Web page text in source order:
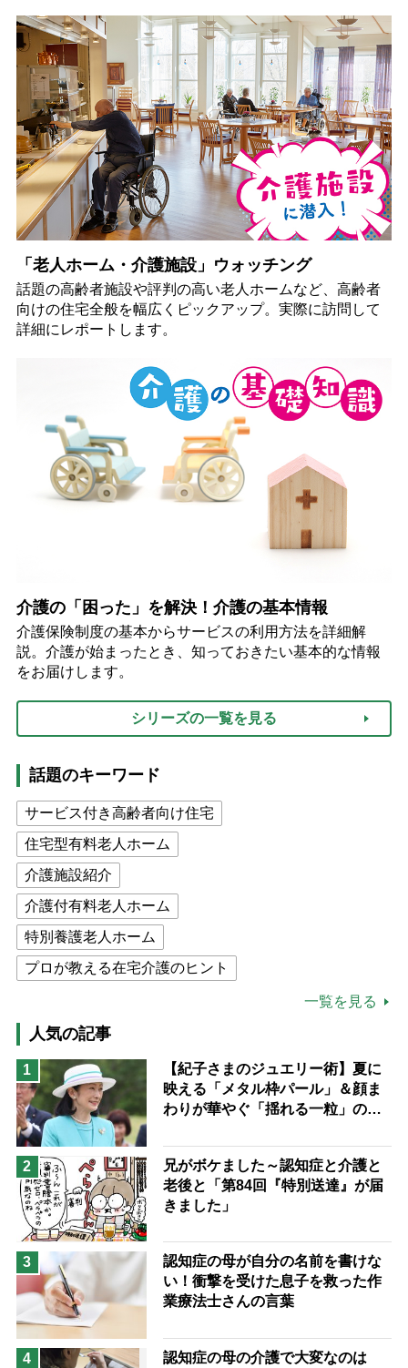
「老人ホーム・介護施設」ウォッチング
話題の高齢者施設や評判の高い老人ホームなど、高齢者
向けの住宅全般を幅広くピックアップ。実際に訪問して
詳細にレポートします。
介護の「困った」を解決！介護の基本情報
介護保険制度の基本からサービスの利用方法を詳細解
説。介護が始まったとき、知っておきたい基本的な情報
をお届けします。
シリーズの一覧を見る
話題のキーワード
サービス付き高齢者向け住宅
住宅型有料老人ホーム
介護施設紹介
介護付有料老人ホーム
特別養護老人ホーム
プロが教える在宅介護のヒント
高木ブー
ケアマネジャー
猫が母になつきません
息子の遠距離介護サバイバル術
兄がボケました
予防法
一覧を見る
人気の記事
1
【紀子さまのジュエリー術】夏に
映える「メタル枠パール」＆顔ま
わりが華やぐ「揺れる一粒」の使
2
兄がボケました～認知症と介護と
老後と「第84回『特別送達』が届
きました」
3
認知症の母が自分の名前を書けな
い！衝撃を受けた息子を救った作
業療法士さんの言葉
4
認知症の母の介護で大変なのは